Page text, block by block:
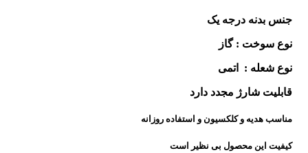
جنس بدنه درجه یک
نوع سوخت : گاز
نوع شعله : اتمی
قابلیت شارژ مجدد دارد
مناسب هدیه و کلکسیون و استفاده روزانه
کیفیت این محصول بی نظیر است